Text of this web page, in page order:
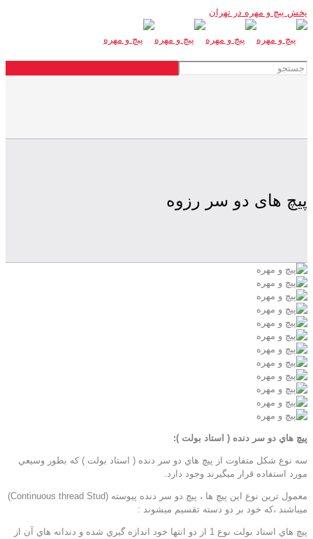
پخش پیچ و مهره در تهران
پیچ های دو سر رزوه
پيچ هاي دو سر دنده ( استاد بولت ):
سه نوع شکل متفاوت از پيچ هاي دو سر دنده ( استاد بولت ) که بطور وسيعي
مورد استفاده قرار ميگيرند وجود دارد.
معمول ترين نوع اين پيچ ها ، پيچ دو سر دنده پيوسته (Continuous thread Stud)
ميباشند ،که خود بر دو دسته تقسيم ميشوند :
پيچ هاي استاد بولت نوع 1 از دو انتها خود اندازه گيري شده و دندانه هاي آن از